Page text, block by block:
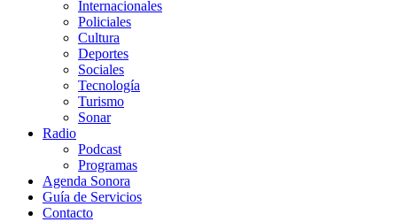
Internacionales
Policiales
Cultura
Deportes
Sociales
Tecnología
Turismo
Sonar
Radio
Podcast
Programas
Agenda Sonora
Guía de Servicios
Contacto